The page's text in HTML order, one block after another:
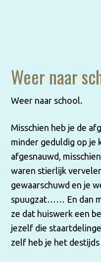
Weer naar
Weer naar school.
Misschien heb je de
minder geduldig op je
afgesnauwd,
waren stierlijk
gewaarschuwd en je
spuugzat…… En dan
ze dat huiswerk een
jezelf die
zelf heb je het